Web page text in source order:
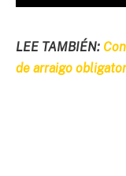
LEE TAMBIÉN:
de arraigo